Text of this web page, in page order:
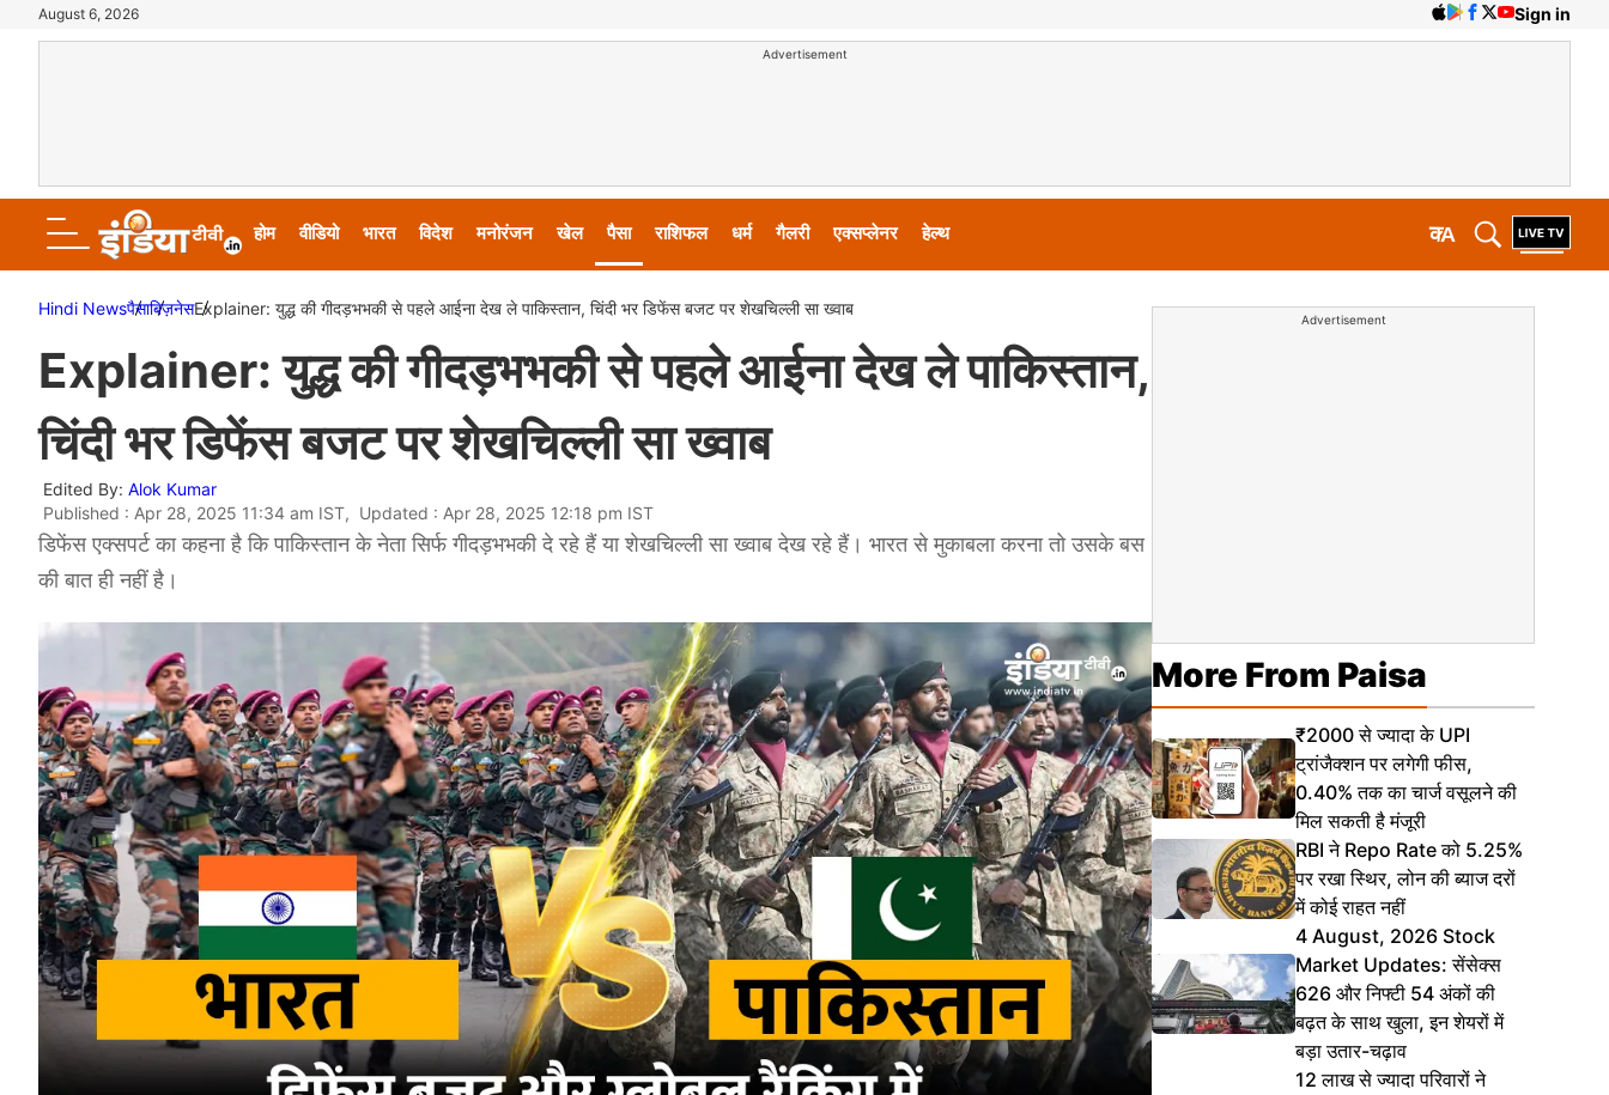
August 6, 2026 Sign in
Advertisement
होम वीडियो भारत विदेश मनोरंजन खेल पैसा राशिफल धर्म गैलरी एक्सप्लेनर हेल्थ A
क
Hindi Newsपैसाबिज़नेसExplainer: युद्ध की गीदड़भभकी से पहले आईना देख ले पाकिस्तान, चिंदी भर डिफेंस बजट पर शेखचिल्ली सा ख्वाब
Explainer: युद्ध की गीदड़भभकी से पहले आईना देख ले पाकिस्तान,
चिंदी भर डिफेंस बजट पर शेखचिल्ली सा ख्वाब
Edited By: Alok Kumar
Published : Apr 28, 2025 11:34 am IST, Updated : Apr 28, 2025 12:18 pm IST
डिफेंस एक्सपर्ट का कहना है कि पाकिस्तान के नेता सिर्फ गीदड़भभकी दे रहे हैं या शेखचिल्ली सा ख्वाब देख रहे हैं। भारत से मुकाबला करना तो उसके बस
की बात ही नहीं है।
Advertisement
More From Paisa
₹2000 से ज्यादा के UPI
ट्रांजैक्शन पर लगेगी फीस,
0.40% तक का चार्ज वसूलने की
मिल सकती है मंजूरी
RBI ने Repo Rate को 5.25%
पर रखा स्थिर, लोन की ब्याज दरों
में कोई राहत नहीं
4 August, 2026 Stock
Market Updates: सेंसेक्स
626 और निफ्टी 54 अंकों की
बढ़त के साथ खुला, इन शेयरों में
बड़ा उतार-चढ़ाव
12 लाख से ज्यादा परिवारों ने